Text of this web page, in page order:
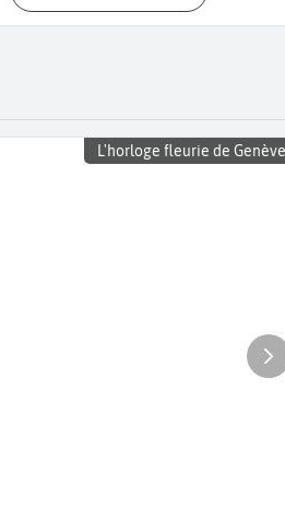
L'horloge fleurie de Genève